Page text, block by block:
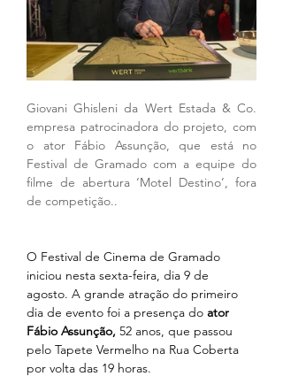
Giovani Ghisleni da Wert Estada & Co.
empresa patrocinadora do projeto, com
o ator Fábio Assunção, que está no
Festival de Gramado com a equipe do
filme de abertura ‘Motel Destino’, fora
de competição..
O Festival de Cinema de Gramado
iniciou nesta sexta-feira, dia 9 de
agosto. A grande atração do primeiro
dia de evento foi a presença do ator
Fábio Assunção, 52 anos, que passou
pelo Tapete Vermelho na Rua Coberta
por volta das 19 horas.